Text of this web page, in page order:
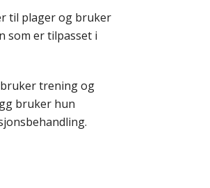
til plager og bruker
som er tilpasset i
trening og
bruker hun